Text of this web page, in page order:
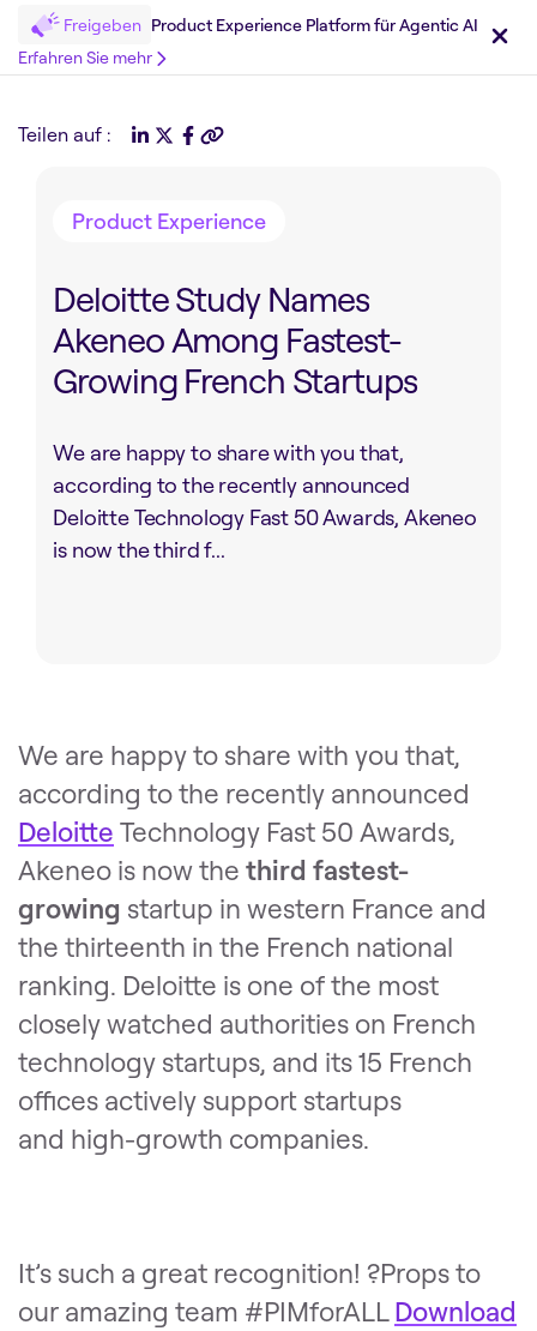
Freigeben Product Experience Platform für Agentic AI
Erfahren Sie mehr
Teilen auf :
Product Experience
Deloitte​ ​Study​ ​Names​ ​
Akeneo​ ​Among Fastest-
Growing​ ​French​ ​Startups
We are happy to share with you that,
according to the recently announced
Deloitte Technology Fast 50 Awards, Akeneo
is now the third f...
We are happy to share with you that,
according to the recently announced
Deloitte Technology Fast 50 Awards,
Akeneo is now the third fastest-
growing startup in western France and
the thirteenth in the French national
ranking. Deloitte is one of the most
closely watched authorities on French
technology startups, and its 15 French
offices actively support startups
and high-growth companies.
It’s such a great recognition! ?Props to
our amazing team #PIMforALLDownload